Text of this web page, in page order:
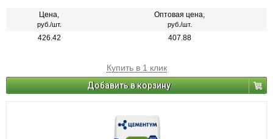
Цена,
руб./шт.
Оптовая цена,
руб./шт.
426.42 407.88
Купить в 1 клик
Добавить в корзину